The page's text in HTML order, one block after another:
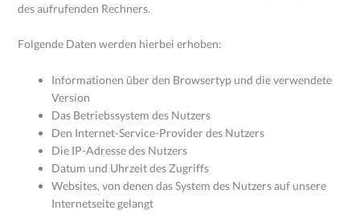
des aufrufenden Rechners.
Folgende Daten werden hierbei erhoben:
Informationen über den Browsertyp und die verwendete
Version
Das Betriebssystem des Nutzers
Den Internet-Service-Provider des Nutzers
Die IP-Adresse des Nutzers
Datum und Uhrzeit des Zugriffs
Websites, von denen das System des Nutzers auf unsere
Internetseite gelangt